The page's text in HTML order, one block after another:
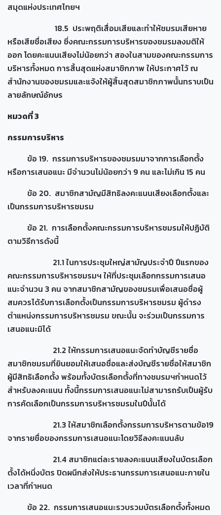
สมุดแห่งประเทศไทยฯ
18.5 ประพฤติเสื่อมเสียและทำให้ชมรมเสียหาย
หรือเสียชื่อเสียง ซึ่งคณะกรรมการบริหารของชมรมลงมติให้
ออก โดยคะแนนเสียงไม่น้อยกว่า สองในสามของคณะกรรมการ
บริหารทั้งหมด การสิ้นสุดแห่งสมาชิกภาพ ให้ประกาศไว้ ณ
สำนักงานของชมรมและแจ้งให้ผู้สิ้นสุดสมาชิกภาพนั้นทราบเป็น
ลายลักษณ์อักษร
หมวดที่3
กรรมการบริหาร
ข้อ 19. กรรมการบริหารของชมรมมาจากการเลือกตั้ง
หรือการเสนอแนะ มีจำนวนไม่น้อยกว่า 9 คน และไม่เกิน 15 คน
ข้อ 20. สมาชิกสามัญมีสิทธิลงคะแนนเสียงเลือกตั้งและ
เป็นกรรมการบริหารชมรม
ข้อ 21. การเลือกตั้งคณะกรรมการบริหารชมรมให้ปฏิบัติ
ตามวิธีการดังนี้
21.1 ในการประชุมใหญ่สามัญประจำปี ปีแรกของ
คณะกรรมการบริหารชมรมฯ ให้ที่ประชุมเลือกกรรมการเสนอ
แนะจำนวน 3 คน จากสมาชิกสามัญของชมรมเพื่อเสนอชื่อผู้
สมควรได้รับการเลือกตั้งเป็นกรรมการบริหารชมรม ผู้ดำรง
ตำแหน่งกรรมการบริหารชมรม ขณะนั้น จะร่วมเป็นกรรมการ
เสนอแนะมิได้
21.2 ให้กรรมการเสนอแนะจัดทำบัญชีรายชื่อ
สมาชิกชมรมที่ยินยอมให้เสนอชื่อและส่งบัญชีรายชื่อให้สมาชิก
ผู้มีสิทธิเลือกตั้ง พร้อมทั้งบัตรเลือกตั้งที่ทางชมรมฯกำหนดไว้
สำหรับลงคะแนน ทั้งนี้กรรมการเสนอแนะไม่สามารถรับเป็นผู้รับ
การคัดเลือกเป็นกรรมการบริหารชมรมในปีนั้นได้
21.3 ให้สมาชิกเลือกตั้งกรรมการบริหารตามข้อ19
จากรายชื่อของกรรมการเสนอแนะโดยวิธีลงคะแนนลับ
21.4 สมาชิกแต่ละรายลงคะแนนเสียงในบัตรเลือก
ตั้งได้หนึ่งบัตร ปิดผนึกส่งให้ประธานกรรมการเสนอแนะภายใน
เวลาที่กำหนด
ข้อ 22. กรรมการเสนอแนะรวบรวมบัตรเลือกตั้งทั้งหมด